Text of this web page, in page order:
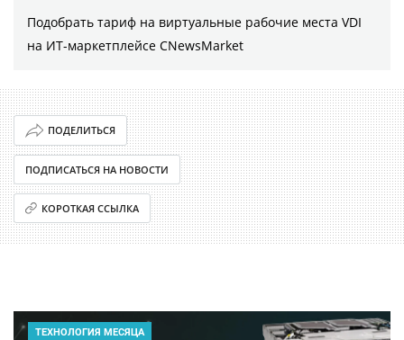
Подобрать тариф на виртуальные рабочие места VDI
на ИТ-маркетплейсе CNewsMarket
ПОДЕЛИТЬСЯ
ПОДПИСАТЬСЯ НА НОВОСТИ
КОРОТКАЯ ССЫЛКА
ТЕХНОЛОГИЯ МЕСЯЦА